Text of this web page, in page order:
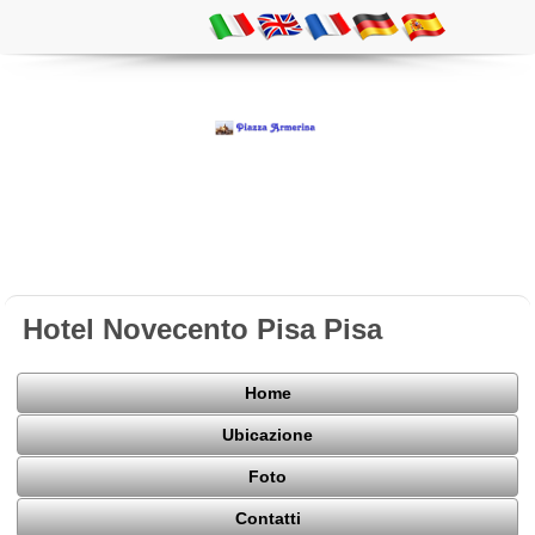
Hotel Novecento Pisa Pisa
Home
Ubicazione
Foto
Contatti